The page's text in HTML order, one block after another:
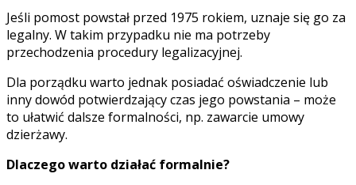
Jeśli pomost powstał przed 1975 rokiem, uznaje się go za
legalny. W takim przypadku nie ma potrzeby
przechodzenia procedury legalizacyjnej.
Dla porządku warto jednak posiadać oświadczenie lub
inny dowód potwierdzający czas jego powstania – może
to ułatwić dalsze formalności, np. zawarcie umowy
dzierżawy.
Dlaczego warto działać formalnie?